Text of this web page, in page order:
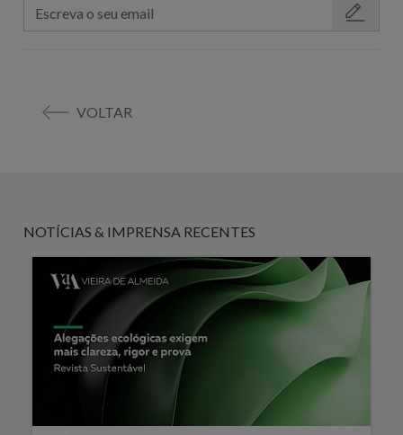
VOLTAR
NOTÍCIAS & IMPRENSA RECENTES